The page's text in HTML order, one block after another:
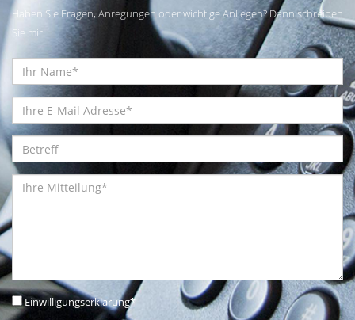
Haben Sie Fragen, Anregungen oder wichtige Anliegen? Dann schreiben
Sie mir!
Einwilligungserklärung*